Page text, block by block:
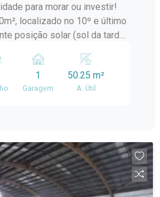
para morar ou investir!
localizado no 10º e último
posição solar (sol da tarde)
mobiliado, pronto
banheiro ampliado (PNE),
espaço lateral
de festas, sala de jogos,
pet, portaria 24 horas e muito
Pelotas e ao centro da
1
Garagem
50.25 m²
A. Útil